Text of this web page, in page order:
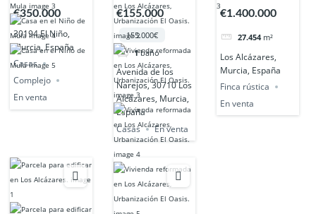
Niño de Mula
€350.000
30194 El Niño,
Murcia, España
Casas
Complejo
En venta
reformada en
Los Alcázares,
Urbanización
El Oasis.
€155.000
155.000€
1 baño
Avenida de los
Narejos, 30710 Los
Alcázares, Murcia,
España
Casas
En venta
€1.400.000
27.454 m²
Los Alcázares,
Murcia, España
Finca rústica
En venta